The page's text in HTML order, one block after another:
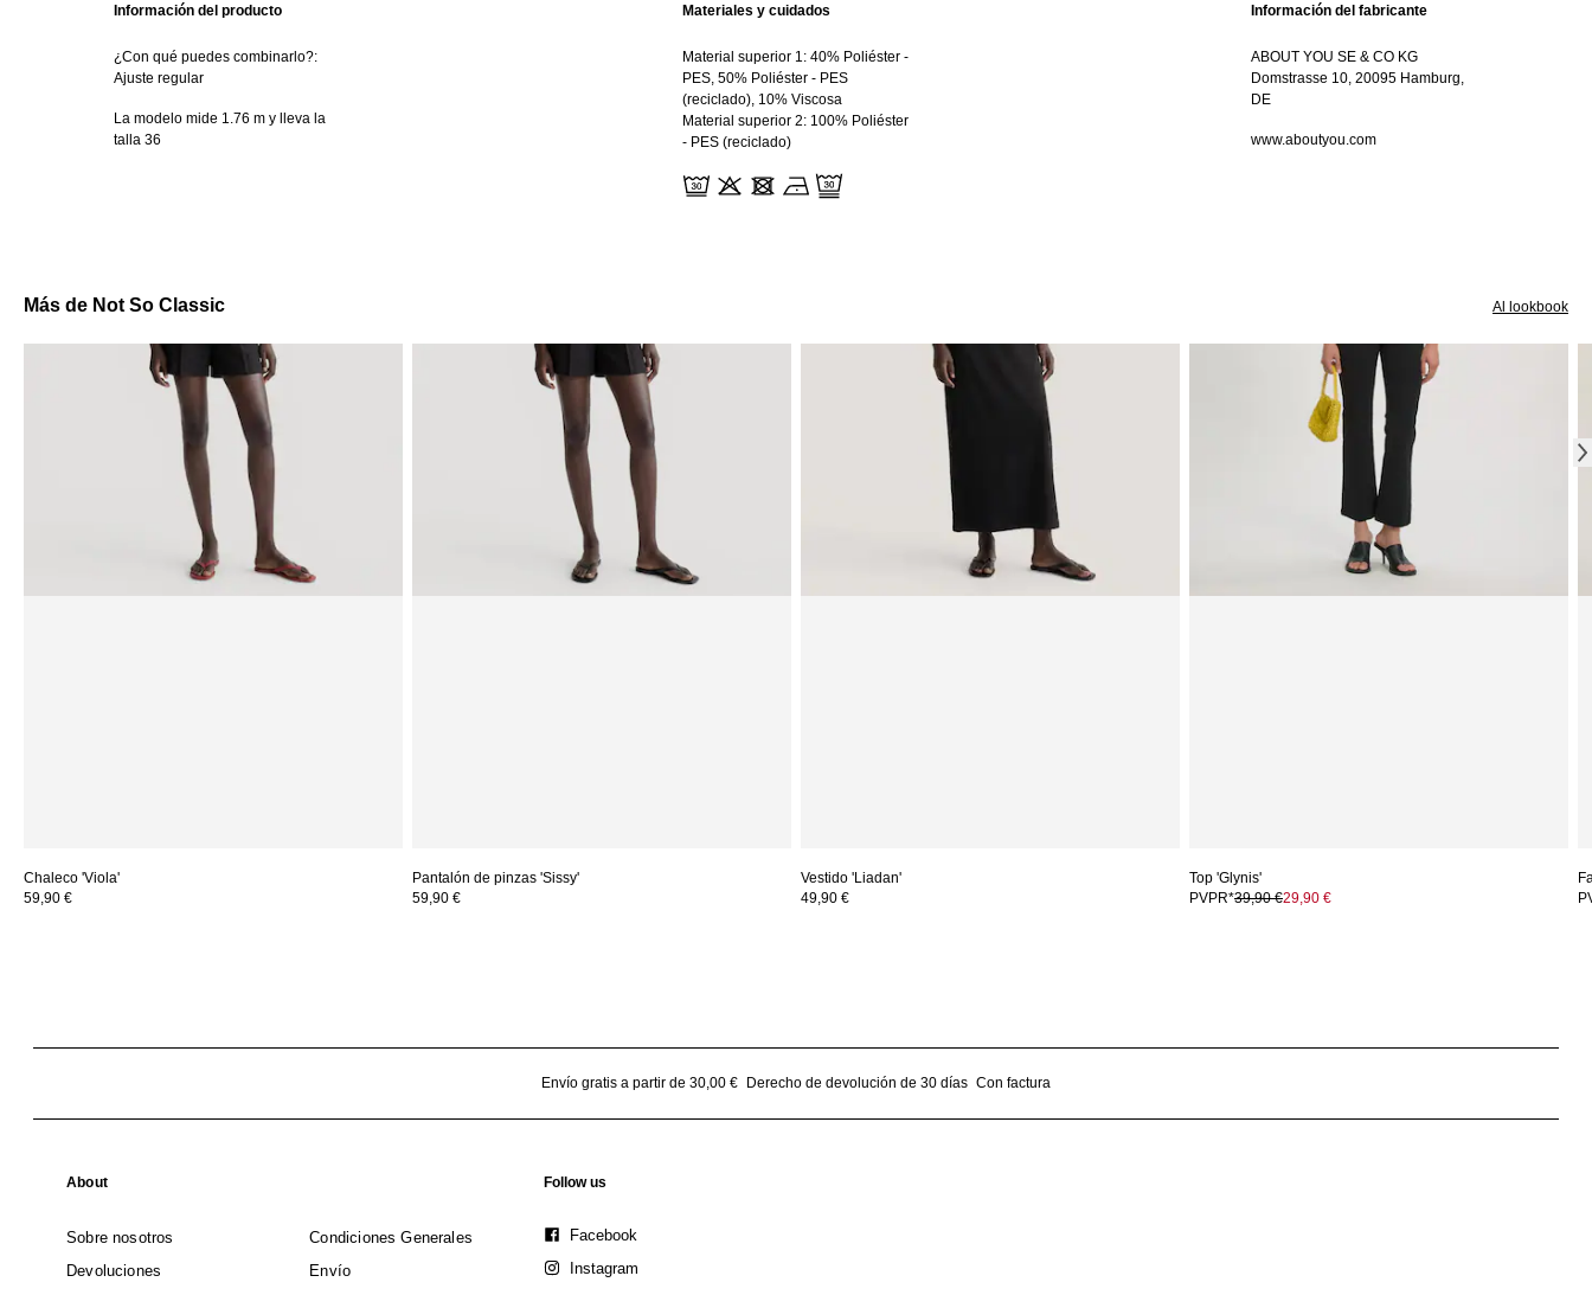
Información del producto
¿Con qué puedes combinarlo?:
Ajuste regular
La modelo mide 1.76 m y lleva la
talla 36
Materiales y cuidados
Material superior 1: 40% Poliéster -
PES, 50% Poliéster - PES
(reciclado), 10% Viscosa
Material superior 2: 100% Poliéster
- PES (reciclado)
Información del fabricante
ABOUT YOU SE & CO KG
Domstrasse 10, 20095 Hamburg,
DE
www.aboutyou.com
Más de Not So Classic Al lookbook
Chaleco 'Viola'
59,90 €
Pantalón de pinzas 'Sissy'
59,90 €
Vestido 'Liadan'
49,90 €
Top 'Glynis'
PVPR*39,90 €29,90 €
Envío gratis a partir de 30,00 € Derecho de devolución de 30 días Con factura
About
Sobre nosotros
Condiciones Generales
Devoluciones
Envío
Follow us
Facebook
Instagram